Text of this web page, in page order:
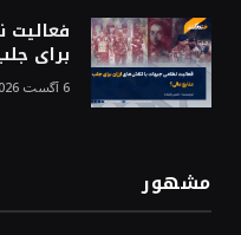
فعالیت
برای
6 آگست 2026
مشهور